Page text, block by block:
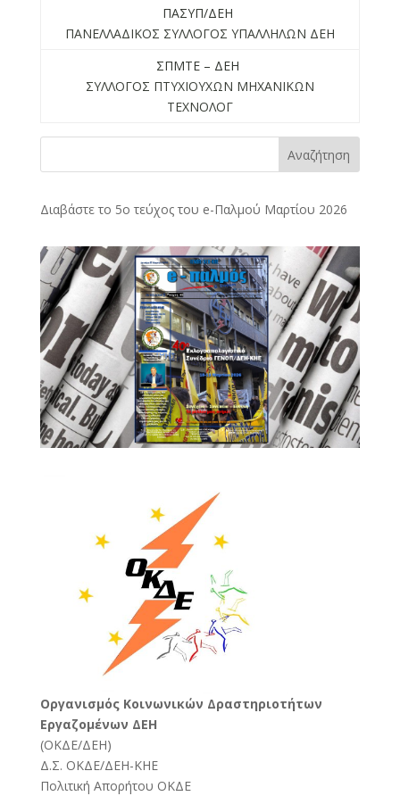
ΠΑΣΥΠ/ΔΕΗ
ΠΑΝΕΛΛΑΔΙΚΟΣ ΣΥΛΛΟΓΟΣ ΥΠΑΛΛΗΛΩΝ ΔΕΗ
ΣΠΜΤΕ – ΔΕΗ
ΣΥΛΛΟΓΟΣ ΠΤΥΧΙΟΥΧΩΝ ΜΗΧΑΝΙΚΩΝ
ΤΕΧΝΟΛΟΓ
Αναζήτηση
Διαβάστε το 5ο τεύχος του e-Παλμού Μαρτίου 2026
Oργανισμός Κοινωνικών Δραστηριοτήτων
Εργαζομένων ΔΕΗ
(ΟΚΔΕ/ΔΕΗ)
Δ.Σ. ΟΚΔΕ/ΔΕΗ-ΚΗΕ
Πολιτική Απορήτου ΟΚΔΕ